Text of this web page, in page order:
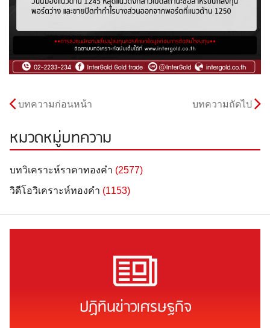
บทความก่อนหน้า บทความถัดไป
หมวดหมู่บทความ
บทวิเคราะห์ราคาทองคำ (2577)
วิดีโอวิเคราะห์ทองคำ (1153)
ปฏิทินข่าวเศรษฐกิจ